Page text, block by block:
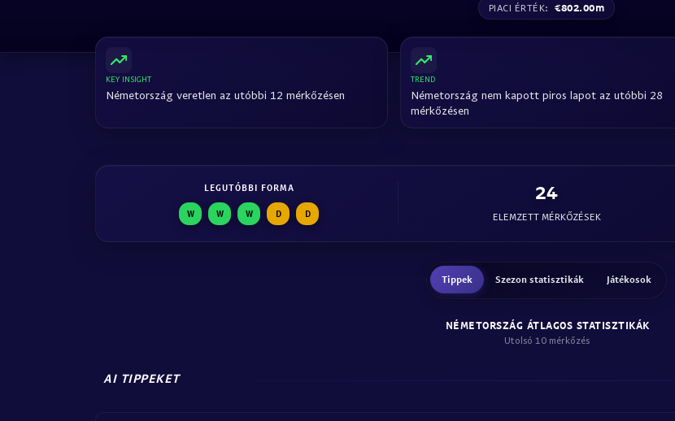
PIACI ÉRTÉK: €802.00m
KEY INSIGHT
Németország veretlen az utóbbi 12 mérkőzésen
TREND
Németország nem kapott piros lapot az utóbbi 28
mérkőzésen
LEGUTÓBBI FORMA
W W W D D
24
ELEMZETT MÉRKŐZÉSEK
Tippek Szezon statisztikák Játékosok
NÉMETORSZÁG ÁTLAGOS STATISZTIKÁK
Utolsó 10 mérkőzés
AI TIPPEKET